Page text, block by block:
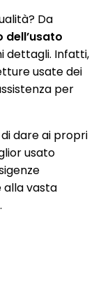
Over
Da
dell’usato
dettagli. Infatti,
usate dei
per
dare ai propri
usato
alla vasta